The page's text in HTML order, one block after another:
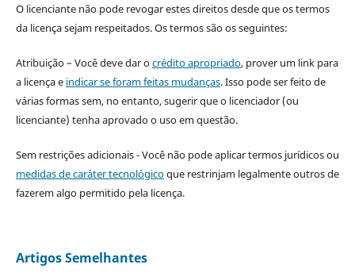
O licenciante não pode revogar estes direitos desde que os termos
da licença sejam respeitados. Os termos são os seguintes:
Atribuição – Você deve dar ocrédito apropriado, prover um link para
a licença e indicar se foram feitas mudanças. Isso pode ser feito de
várias formas sem, no entanto, sugerir que o licenciador (ou
licenciante) tenha aprovado o uso em questão.
Sem restrições adicionais - Você não pode aplicar termos jurídicos ou
medidas de caráter tecnológicoque restrinjam legalmente outros de
fazerem algo permitido pela licença.
Artigos Semelhantes